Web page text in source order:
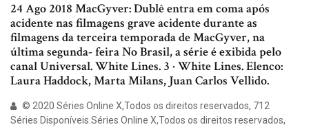
24 Ago 2018 MacGyver: Dublê entra em coma após
acidente nas filmagens grave acidente durante as
filmagens da terceira temporada de MacGyver, na
última segunda- feira No Brasil, a série é exibida pelo
canal Universal. White Lines. 3 · White Lines. Elenco:
Laura Haddock, Marta Milans, Juan Carlos Vellido.
© 2020 Séries Online X,Todos os direitos reservados, 712
Séries Disponíveis.Séries Online X,Todos os direitos reservados,